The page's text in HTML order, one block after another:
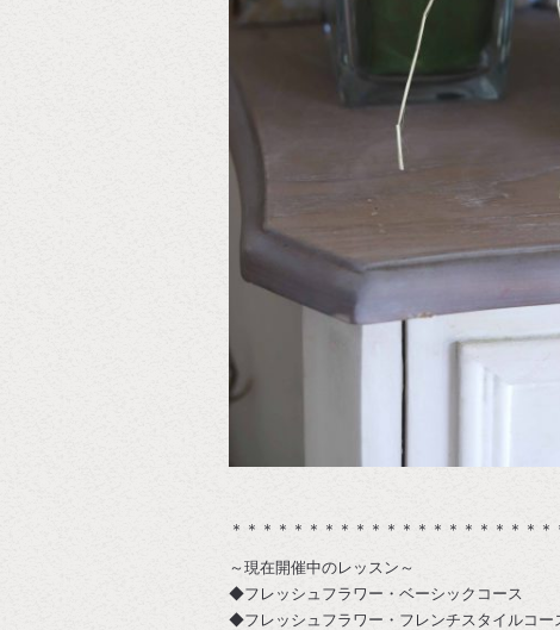
＊＊＊＊＊＊＊＊＊＊＊＊＊＊＊＊＊＊＊＊
～現在開催中のレッスン～
◆フレッシュフラワー・ベーシックコース
◆フレッシュフラワー・フレンチスタイルコー